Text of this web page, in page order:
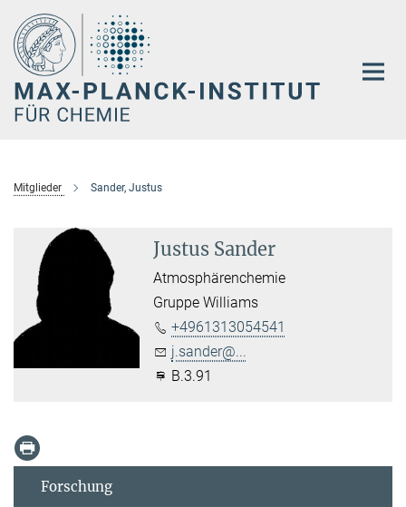
Hauptinhalt
Mitglieder Sander, Justus
Justus Sander
Atmosphärenchemie
Gruppe Williams
+4961313054541
j.sander@...
B.3.91
Forschung